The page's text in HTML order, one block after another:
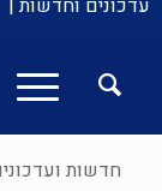
עדכונים וחדשות |
חדשות